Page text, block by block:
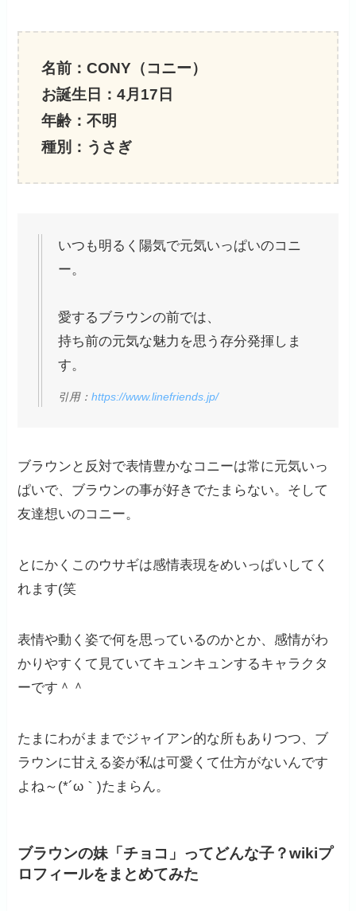
名前：CONY（コニー）
お誕生日：4月17日
年齢：不明
種別：うさぎ
いつも明るく陽気で元気いっぱいのコニ
ー。
愛するブラウンの前では、
持ち前の元気な魅力を思う存分発揮しま
す。
引用：https://www.linefriends.jp/
ブラウンと反対で表情豊かなコニーは常に元気いっ
ぱいで、ブラウンの事が好きでたまらない。そして
友達想いのコニー。
とにかくこのウサギは感情表現をめいっぱいしてく
れます(笑
表情や動く姿で何を思っているのかとか、感情がわ
かりやすくて見ていてキュンキュンするキャラクタ
ーです＾＾
たまにわがままでジャイアン的な所もありつつ、ブ
ラウンに甘える姿が私は可愛くて仕方がないんです
よね～(*´ω｀)たまらん。
ブラウンの妹「チョコ」ってどんな子？wikiプ
ロフィールをまとめてみた